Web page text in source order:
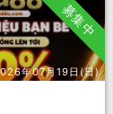
募集中
年07月19日(日)